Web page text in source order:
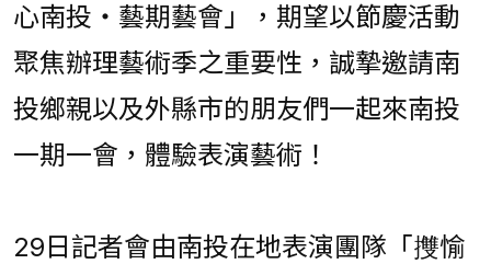
心南投‧藝期藝會」，期望以節慶活動
聚焦辦理藝術季之重要性，誠摯邀請南
投鄉親以及外縣市的朋友們一起來南投
一期一會，體驗表演藝術！
29日記者會由南投在地表演團隊「㩳愉